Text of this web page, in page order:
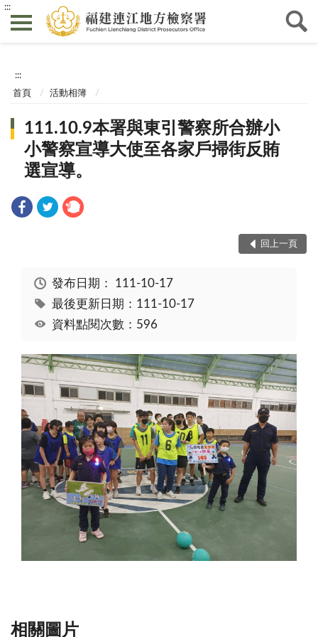
:::
:::
首頁 活動相簿
111.10.9本署與東引警察所合辦小
小警察宣導大使至各家戶掃街反賄
選宣導。
回上一頁
發布日期： 111-10-17
最後更新日期：111-10-17
資料點閱次數：596
相關圖片